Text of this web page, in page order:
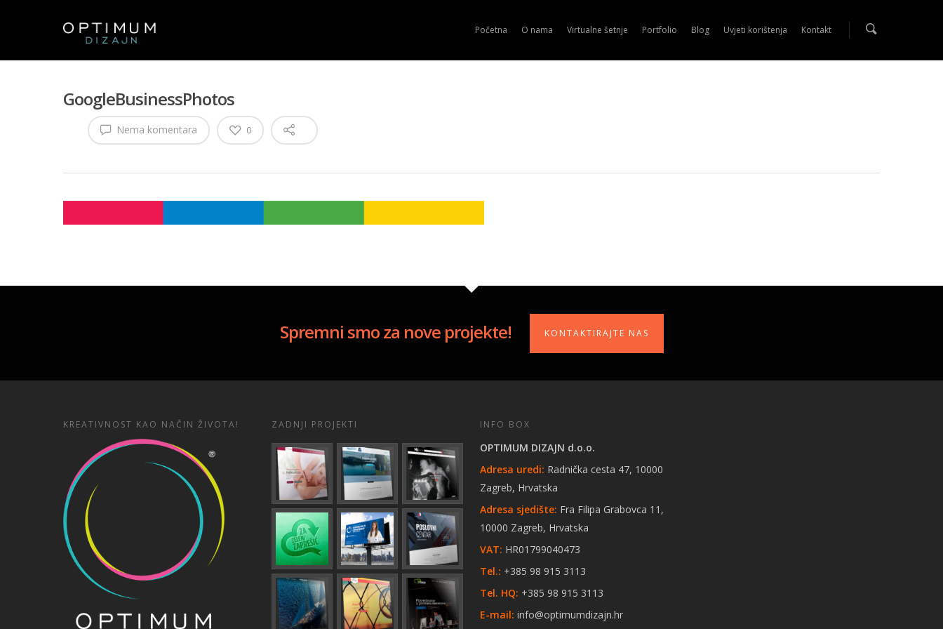
Početna O nama Virtualne šetnje Portfolio Blog Uvjeti korištenja Kontakt
GoogleBusinessPhotos
Nema komentara 0
Spremni smo za nove projekte! KONTAKTIRAJTE NAS
KREATIVNOST KAO NAČIN ŽIVOTA! ZADNJI PROJEKTI INFO BOX
OPTIMUM DIZAJN d.o.o.
Adresa uredi: Radnička cesta 47, 10000
Zagreb, Hrvatska
Adresa sjedište: Fra Filipa Grabovca 11,
10000 Zagreb, Hrvatska
VAT: HR01799040473
Tel.: +385 98 915 3113
Tel. HQ: +385 98 915 3113
E-mail: info@optimumdizajn.hr